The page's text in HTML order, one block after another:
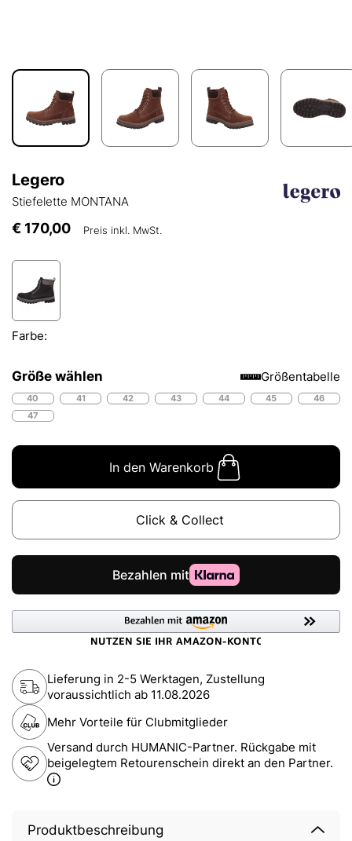
Legero
Stiefelette MONTANA
€ 170,00 Preis inkl. MwSt.
Farbe:
Größe wählen Größentabelle
40 41 42 43 44 45
46
47
In den Warenkorb
Click & Collect
Lieferung in 2-5 Werktagen, Zustellung
voraussichtlich ab 11.08.2026
Mehr Vorteile für Clubmitglieder
Versand durch HUMANIC-Partner. Rückgabe mit
beigelegtem Retourenschein direkt an den Partner.
Produktbeschreibung